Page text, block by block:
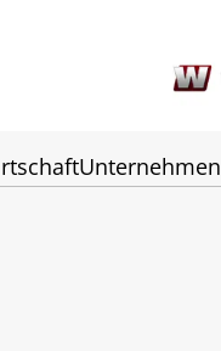
Unternehmen